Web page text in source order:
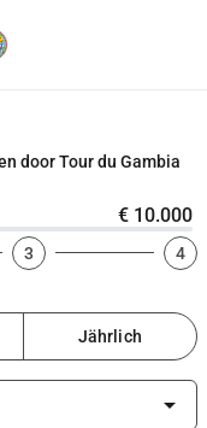
door Tour du Gambia
€ 10.000
3 4
Jährlich
arrow_drop_down